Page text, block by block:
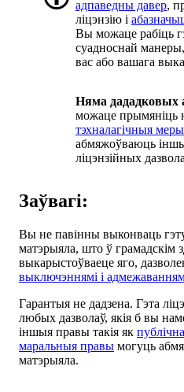
адпаведны давер,
ліцэнзію і
Вы можаце рабіць
суадноснай
вас або вашага
Няма дададковых
можаце прымяніць
тэхналагічныя меры
абмяжоўваюць
ліцэнзійных
Заўвагі:
Вы не павінны выконваць
матэрыяла, што ў грамадскім
выкарыстоўваеце яго,
выключэннямі і
Гарантыя не дадзена. Гэта
любых дазволаў, якія б вы
іншыя правы такія як
маральныя правы могуць
матэрыяла.